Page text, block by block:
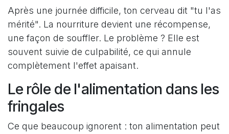
Après une journée difficile, ton cerveau dit "tu l'as
mérité". La nourriture devient une récompense,
une façon de souffler. Le problème ? Elle est
souvent suivie de culpabilité, ce qui annule
complètement l'effet apaisant.
Le rôle de l'alimentation dans les
fringales
Ce que beaucoup ignorent : ton alimentation peut